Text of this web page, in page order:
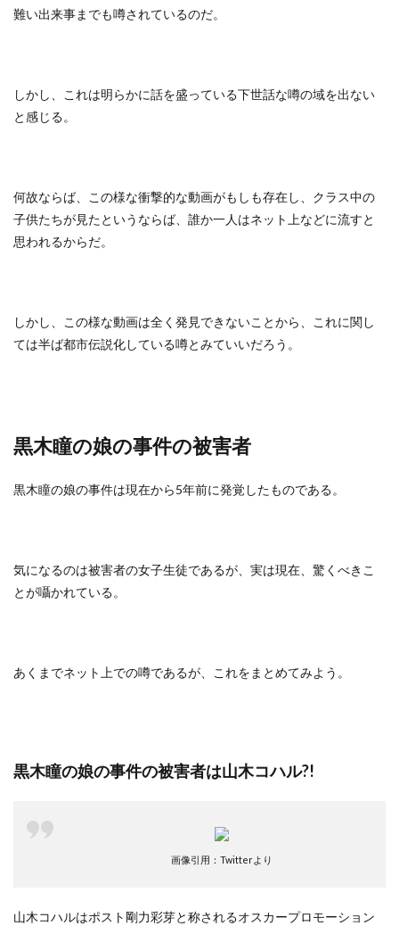
難い出来事までも噂されているのだ。
しかし、これは明らかに話を盛っている下世話な噂の域を出ない
と感じる。
何故ならば、この様な衝撃的な動画がもしも存在し、クラス中の
子供たちが見たというならば、誰か一人はネット上などに流すと
思われるからだ。
しかし、この様な動画は全く発見できないことから、これに関し
ては半ば都市伝説化している噂とみていいだろう。
黒木瞳の娘の事件の被害者
黒木瞳の娘の事件は現在から5年前に発覚したものである。
気になるのは被害者の女子生徒であるが、実は現在、驚くべきこ
とが囁かれている。
あくまでネット上での噂であるが、これをまとめてみよう。
黒木瞳の娘の事件の被害者は山木コハル?!
画像引用：Twitterより
山木コハルはポスト剛力彩芽と称されるオスカープロモーション